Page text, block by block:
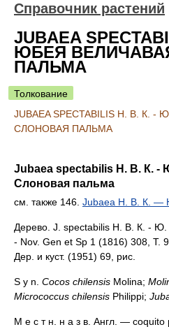
Справочник растений
JUBAEA
ЮБЕЯ
ПАЛЬМА
Толкование
JUBAEA SPECTABILIS Н. В. К. -
СЛОНОВАЯ ПАЛЬМА
Jubaea spectabilis Н. В. К. -
Слоновая пальма
см. также 146. Jubaea Н. В. К. —
Дерево. J. spectabilis Н. В. К. - Ю.
- Nov. Gen et Sp 1 (1816) 308,
Дер. и куст. (1951) 69, рис.
S у n. Cocos chilensis Molina;
Micrococcus chilensis Philippi;
М е с т н. н а з в. Англ. — coquito